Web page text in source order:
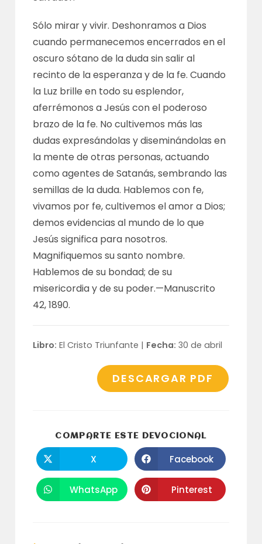
Sólo mirar y vivir. Deshonramos a Dios
cuando permanecemos encerrados en el
oscuro sótano de la duda sin salir al
recinto de la esperanza y de la fe. Cuando
la Luz brille en todo su esplendor,
aferrémonos a Jesús con el poderoso
brazo de la fe. No cultivemos más las
dudas expresándolas y diseminándolas en
la mente de otras personas, actuando
como agentes de Satanás, sembrando las
semillas de la duda. Hablemos con fe,
vivamos por fe, cultivemos el amor a Dios;
demos evidencias al mundo de lo que
Jesús significa para nosotros.
Magnifiquemos su santo nombre.
Hablemos de su bondad; de su
misericordia y de su poder.—Manuscrito
42, 1890.
Libro: El Cristo Triunfante | Fecha: 30 de abril
DESCARGAR PDF
COMPARTE ESTE DEVOCIONAL
abre
en
una
nueva
ventana
X Se
abre
en
una
nueva
ventana
Facebook
Se
abre
WhatsApp Se
abre
Pinterest